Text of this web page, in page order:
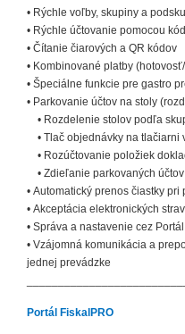
• Rýchle voľby, skupiny a
• Rýchle účtovanie pomocou
• Čítanie čiarových a QR kódov
• Kombinované platby
• Špeciálne funkcie pre gastro
• Parkovanie účtov na stoly
• Rozdelenie stolov podľa
• Tlač objednávky na tlačiarni
• Rozúčtovanie položiek
• Zdieľanie parkovaných
• Automatický prenos čiastky
• Akceptácia elektronických
• Správa a nastavenie cez
• Vzájomná komunikácia a
jednej prevádzke
Portál FiskalPRO